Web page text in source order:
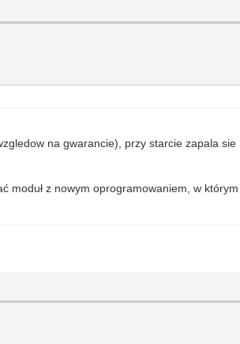
na gwarancie), przy starcie zapala
moduł z nowym oprogramowaniem, w